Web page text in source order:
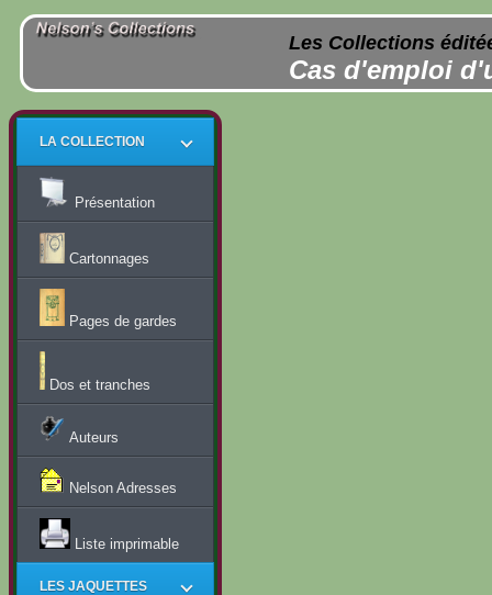
Les Collections
Cas d'emploi
LA COLLECTION
Présentation
Cartonnages
Pages de gardes
Dos et tranches
Auteurs
Nelson Adresses
Liste imprimable
LES JAQUETTES